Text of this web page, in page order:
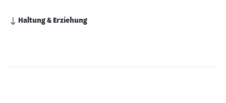
Haltung & Erziehung